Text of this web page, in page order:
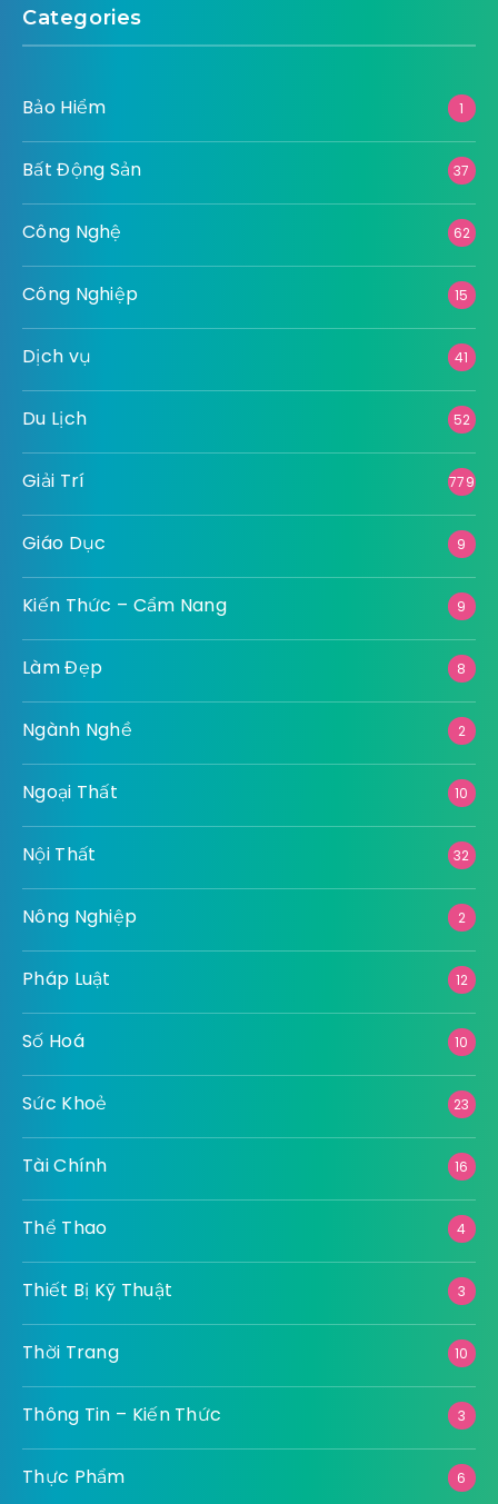
Categories
Bảo Hiểm 1
Bất Động Sản 37
Công Nghệ 62
Công Nghiệp 15
Dịch vụ 41
Du Lịch 52
Giải Trí 779
Giáo Dục 9
Kiến Thức – Cẩm Nang 9
Làm Đẹp 8
Ngành Nghề 2
Ngoại Thất 10
Nội Thất 32
Nông Nghiệp 2
Pháp Luật 12
Số Hoá 10
Sức Khoẻ 23
Tài Chính 16
Thể Thao 4
Thiết Bị Kỹ Thuật 3
Thời Trang 10
Thông Tin – Kiến Thức 3
Thực Phẩm 6